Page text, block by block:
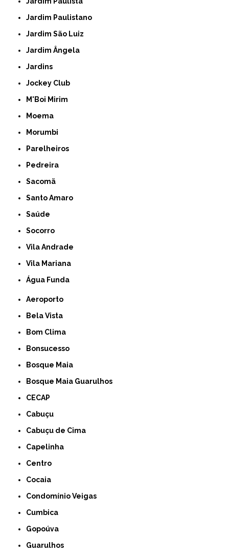
Jardim Paulistano
Jardim São Luiz
Jardim Ângela
Jardins
Jockey Club
M'Boi Mirim
Moema
Morumbi
Parelheiros
Pedreira
Sacomã
Santo Amaro
Saúde
Socorro
Vila Andrade
Vila Mariana
Água Funda
Aeroporto
Bela Vista
Bom Clima
Bonsucesso
Bosque Maia
Bosque Maia Guarulhos
CECAP
Cabuçu
Cabuçu de Cima
Capelinha
Centro
Cocaia
Condomínio Veigas
Cumbica
Gopoúva
Guarulhos